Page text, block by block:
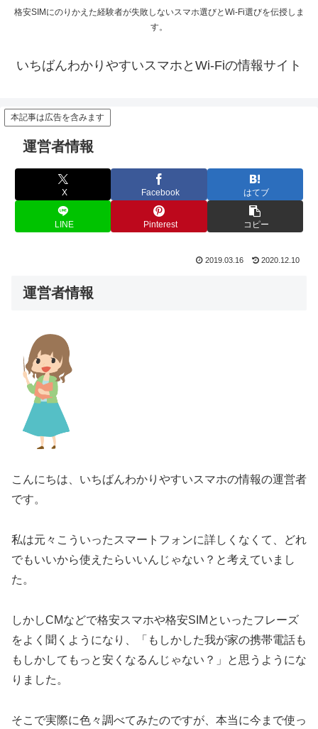
格安SIMにのりかえた経験者が失敗しないスマホ選びとWi-Fi選びを伝授しま
す。
いちばんわかりやすいスマホとWi-Fiの情報サイト
本記事は広告を含みます
運営者情報
X Facebook はてブ
LINE Pinterest コピー
2019.03.16 2020.12.10
運営者情報
こんにちは、いちばんわかりやすいスマホの情報の運営者
です。
私は元々こういったスマートフォンに詳しくなくて、どれ
でもいいから使えたらいいんじゃない？と考えていまし
た。
しかしCMなどで格安スマホや格安SIMといったフレーズ
をよく聞くようになり、「もしかした我が家の携帯電話も
もしかしてもっと安くなるんじゃない？」と思うようにな
りました。
そこで実際に色々調べてみたのですが、本当に今まで使っ